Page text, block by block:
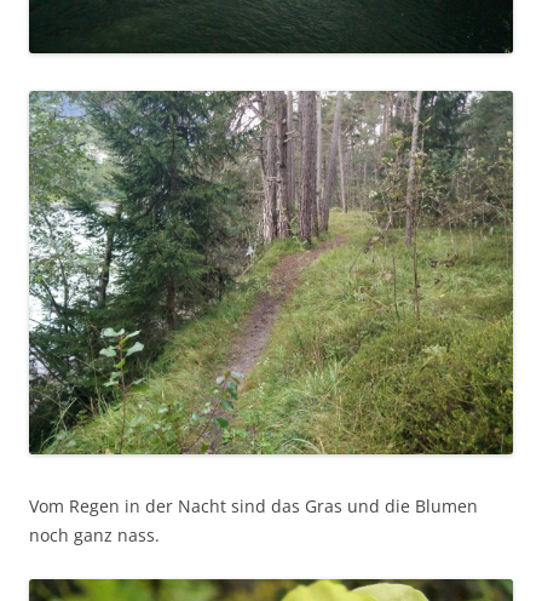
Vom Regen in der Nacht sind das Gras und die Blumen
noch ganz nass.